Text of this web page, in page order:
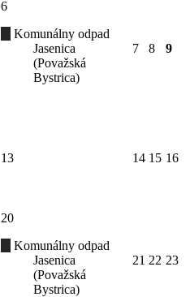
6
Komunálny odpad
Jasenica
(Považská
Bystrica)
7 8 9
13 14 15 16
20
Komunálny odpad
Jasenica
(Považská
Bystrica)
21 22 23